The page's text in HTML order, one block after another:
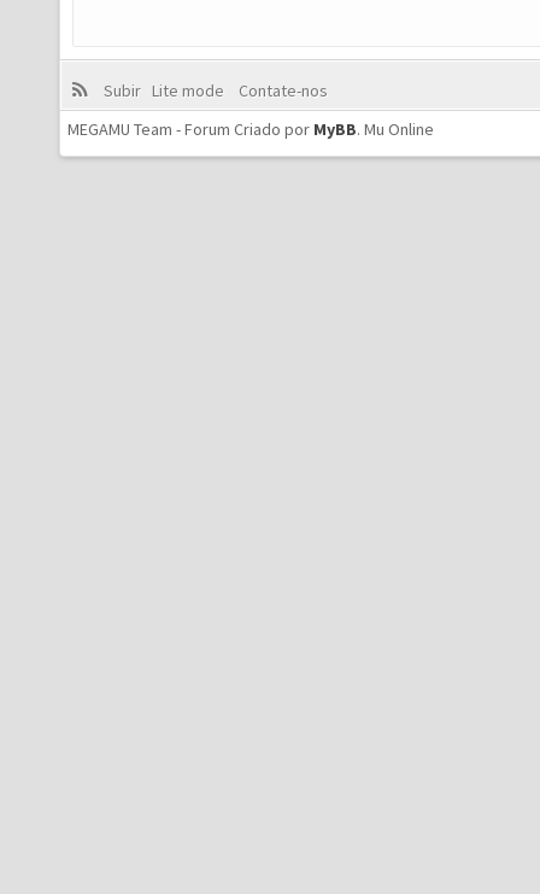
Subir Lite mode
Contate-nos
MEGAMU Team - Forum Criado por MyBB. Mu Online